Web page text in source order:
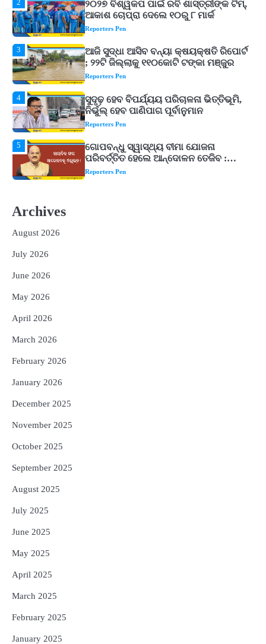
Reporters Pen
3
ଆଜି ସୁଦ୍ଧା ଆସିବ ବନ୍ୟା କ୍ଷୟକ୍ଷତି ରିପୋର୍ଟ
Reporters Pen
4
ସୁଦୃଢ଼ ହେବ ବିପର୍ଯ୍ୟୟ ପରିଚାଳନା ଭିତ୍ତିଭୂମି,
Reporters Pen
5
ଗୋପବନ୍ଧୁ ସ୍ୱାସ୍ଥ୍ୟ ବୀମା ଯୋଜନା
ଉତ୍କଳ ସାମ୍ବାଦିକ ସଂଘ
Reporters Pen
1
Shiva Mantras Sawan 2026: ଶ୍ରାବଣରେ
4
5
Archives
August 2026
July 2026
June 2026
May 2026
April 2026
March 2026
February 2026
January 2026
December 2025
November 2025
October 2025
September 2025
August 2025
July 2025
June 2025
May 2025
April 2025
March 2025
February 2025
January 2025